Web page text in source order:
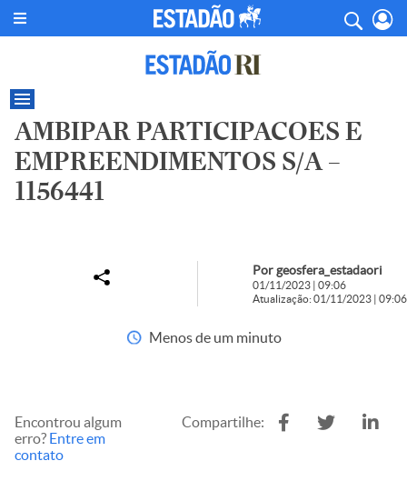
AMBIPAR PARTICIPACOES E
EMPREENDIMENTOS S/A –
1156441
Por geosfera_estadaori
01/11/2023 | 09:06
Atualização: 01/11/2023 | 09:06
Menos de um minuto
Encontrou algum
erro? Entre em
contato
Compartilhe: